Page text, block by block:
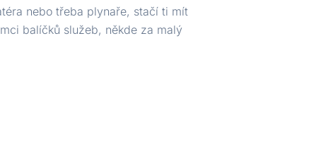
nebo třeba plynaře, stačí ti mít
balíčků služeb, někde za malý